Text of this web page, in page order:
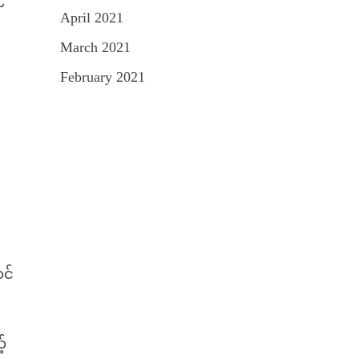
April 2021
March 2021
February 2021